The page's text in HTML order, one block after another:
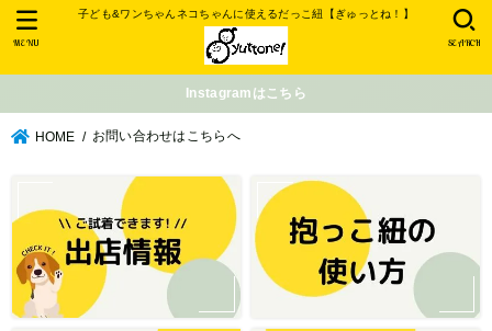
子ども&ワンちゃんネコちゃんに使えるだっこ紐【ぎゅっとね！】
SEARCH
MENU
Instagramはこちら
HOME お問い合わせはこちらへ